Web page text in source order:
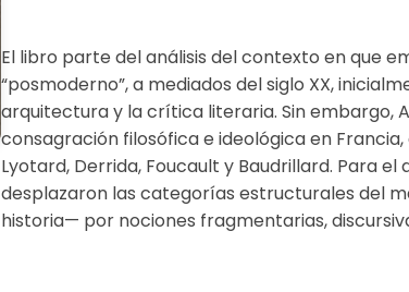
El libro parte del análisis del contexto en que
“posmoderno”, a mediados del siglo XX,
arquitectura y la crítica literaria. Sin embargo,
consagración filosófica e ideológica en
Lyotard, Derrida, Foucault y Baudrillard. Para
desplazaron las categorías estructurales del
historia— por nociones fragmentarias,